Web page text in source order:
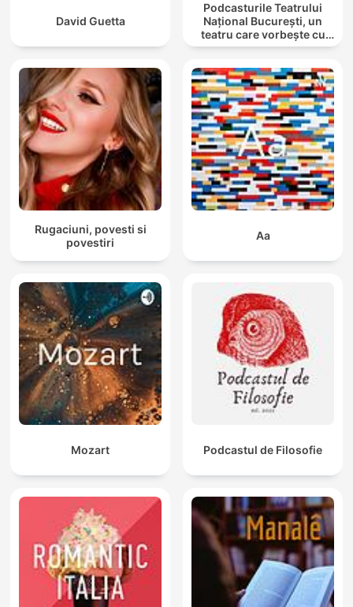
David Guetta
Podcasturile Teatrului
Național București, un
teatru care vorbește cu
tine
Rugaciuni, povesti si
povestiri
Aa
Mozart Podcastul de Filosofie